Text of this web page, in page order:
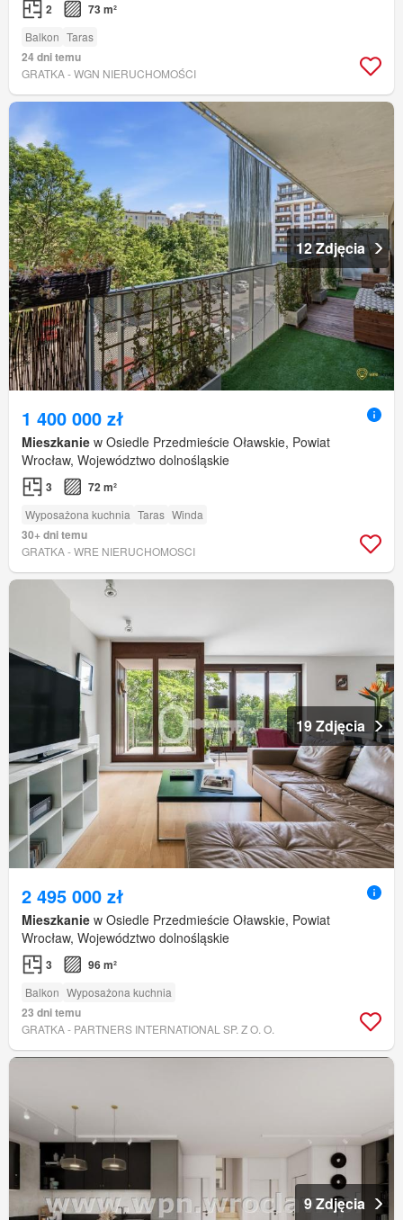
2 73 m²
Balkon Taras
24 dni temu
GRATKA - WGN NIERUCHOMOŚCI
12 Zdjęcia
1 400 000 zł
Mieszkanie w Osiedle Przedmieście Oławskie, Powiat
Wrocław, Województwo dolnośląskie
3 72 m²
Wyposażona kuchnia Taras Winda
30+ dni temu
GRATKA - WRE NIERUCHOMOSCI
19 Zdjęcia
2 495 000 zł
Mieszkanie w Osiedle Przedmieście Oławskie, Powiat
Wrocław, Województwo dolnośląskie
3 96 m²
Balkon Wyposażona kuchnia
23 dni temu
GRATKA - PARTNERS INTERNATIONAL SP. Z O. O.
9 Zdjęcia